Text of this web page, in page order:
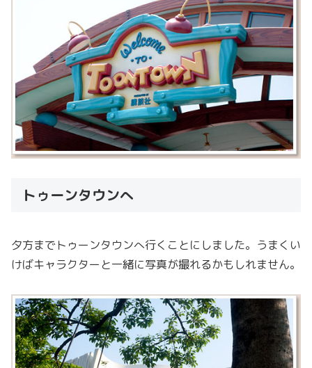
トゥーンタウンへ
夕方までトゥーンタウンへ行くことにしました。うまくい
けばキャラクターと一緒に写真が撮れるかもしれません。